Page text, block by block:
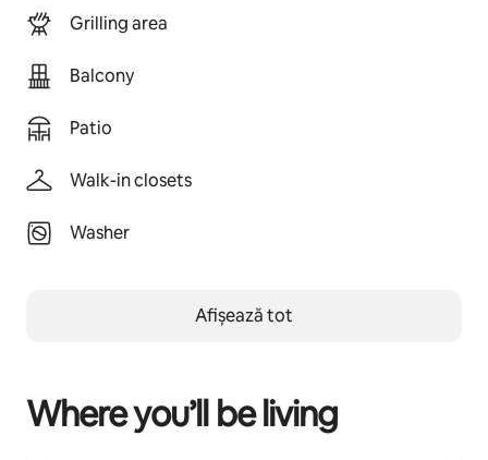
Grilling area
Balcony
Patio
Walk-in closets
Washer
Afișează tot
Where you’ll be living